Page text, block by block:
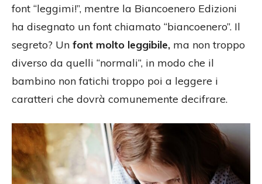
font “leggimi!”, mentre la Biancoenero Edizioni
ha disegnato un font chiamato “biancoenero”. Il
segreto? Un font molto leggibile, ma non troppo
diverso da quelli “normali”, in modo che il
bambino non fatichi troppo poi a leggere i
caratteri che dovrà comunemente decifrare.